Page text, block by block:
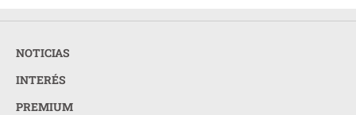
NOTICIAS
INTERÉS
PREMIUM